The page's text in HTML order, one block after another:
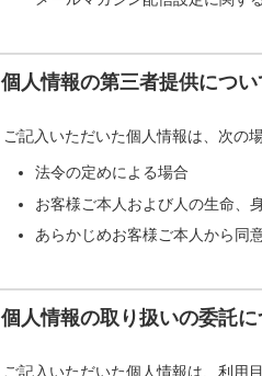
個人情報の第三者提供につい
ご記入いただいた個人情報は、次の
法令の定めによる場合
お客様ご本人および人の生命、
あらかじめお客様ご本人から同
個人情報の取り扱いの委託に
ご記入いただいた個人情報は、利用